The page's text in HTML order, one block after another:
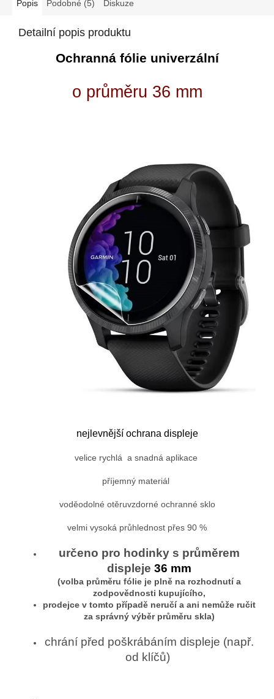
Popis Podobné (5) Diskuze
Detailní popis produktu
Ochranná fólie univerzální
o průměru 36 mm
nejlevnější ochrana displeje
velice rychlá a snadná aplikace
příjemný materiál
voděodolné otěruvzdorné ochranné sklo
velmi vysoká průhlednost přes 90 %
určeno pro hodinky s průměrem
displeje 36 mm
(volba průměru fólie je plně na rozhodnutí a
zodpovědnosti kupujícího,
prodejce v tomto případě neručí a ani nemůže ručit
za správný výběr průměru skla)
chrání před poškrábáním displeje (např.
od klíčů)